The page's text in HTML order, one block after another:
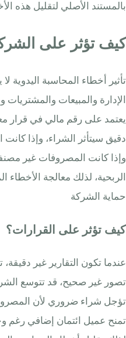
بالمستند الأصلي لتقليل هذه
كيف تؤثر على
تأثير أخطاء المحاسبة
الإدارة والمبيعات
يعتمد على رقم مالي في قرار
دقيق سيتأثر الشراء، وإذا
وإذا كانت المصروفات غير
الربحية، لذلك معالجة
حماية الشركة
كيف تؤثر على القرارات؟
عندما تكون التقارير غير
تصور غير صحيح، قد تتوسع
تؤجل شراء ضروري لأن
تمنح عميل ائتمان إضافي رغم